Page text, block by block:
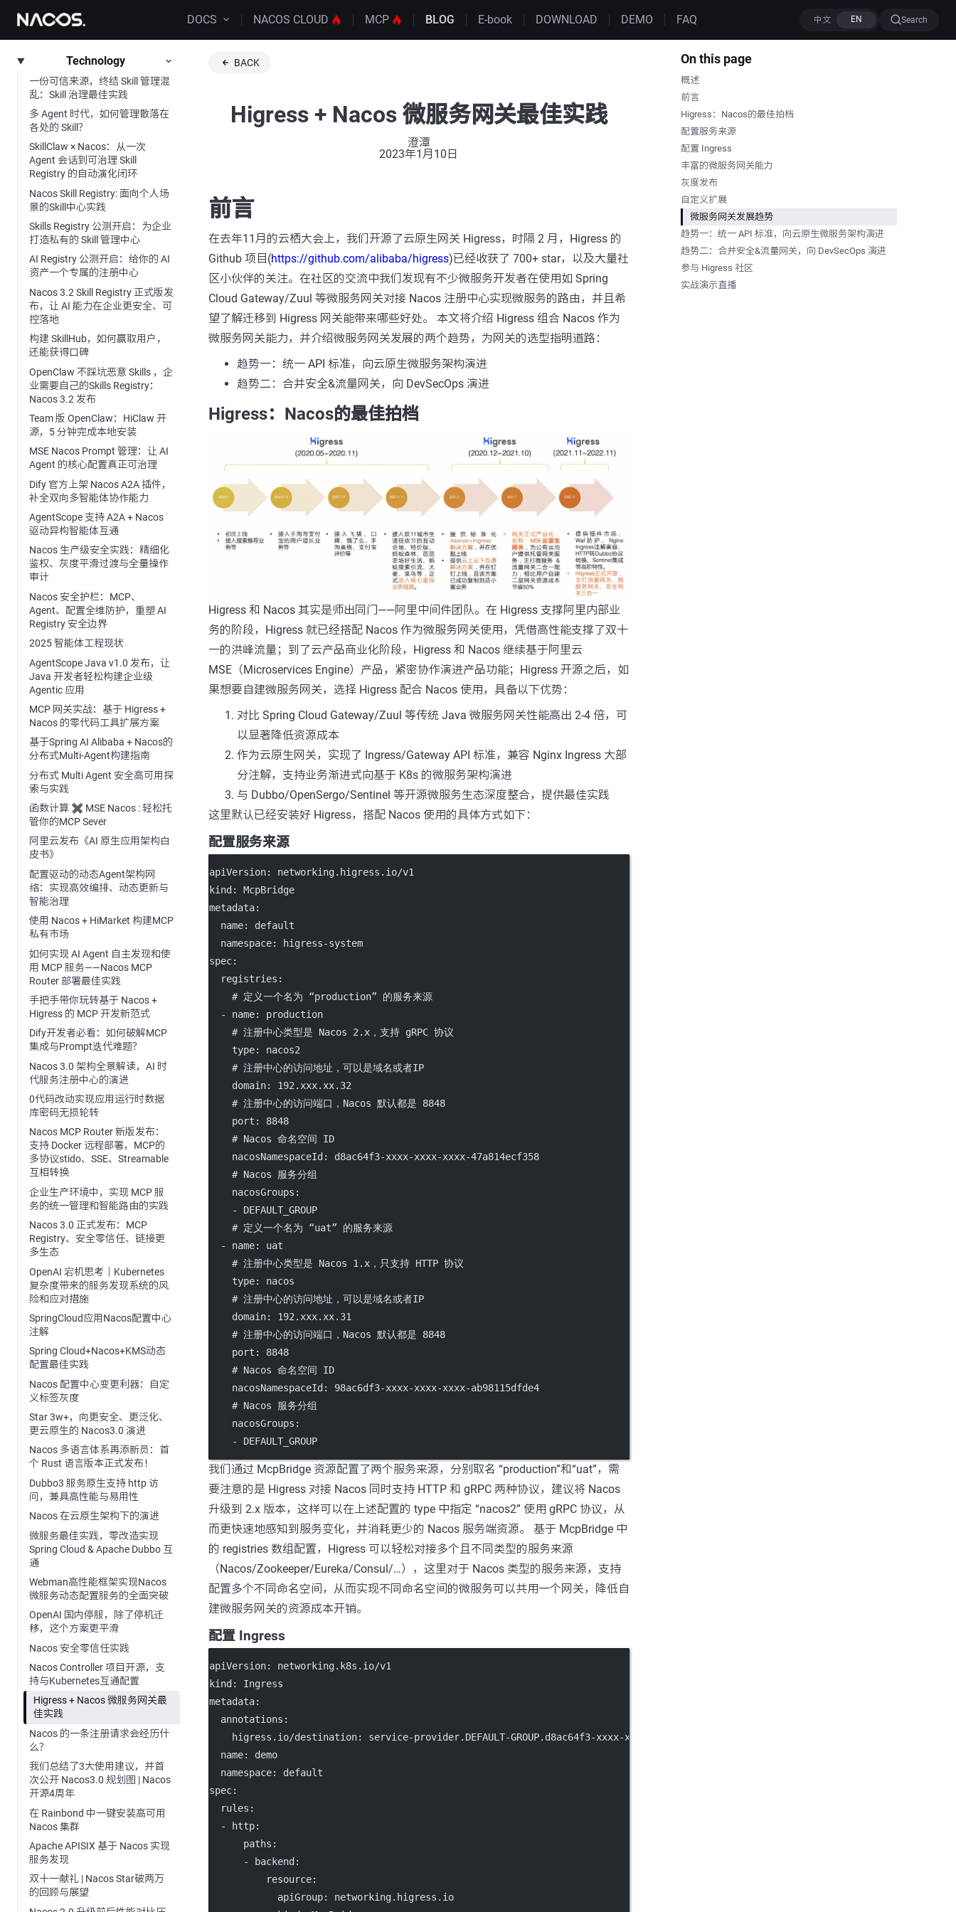
DOCS NACOS CLOUD MCP BLOG E-book DOWNLOAD DEMO FAQ Search
Technology
一份可信来源，终结 Skill 管理混
乱：Skill 治理最佳实践
多 Agent 时代，如何管理散落在
各处的 Skill？
SkillClaw × Nacos：从一次
Agent 会话到可治理 Skill
Registry 的自动演化闭环
Nacos Skill Registry: 面向个人场
景的Skill中心实践
Skills Registry 公测开启：为企业
打造私有的 Skill 管理中心
AI Registry 公测开启：给你的 AI
资产一个专属的注册中心
Nacos 3.2 Skill Registry 正式版发
布，让 AI 能力在企业更安全、可
控落地
构建 SkillHub，如何赢取用户，
还能获得口碑
OpenClaw 不踩坑恶意 Skills ，企
业需要自己的Skills Registry：
Nacos 3.2 发布
Team 版 OpenClaw：HiClaw 开
源，5 分钟完成本地安装
MSE Nacos Prompt 管理：让 AI
Agent 的核心配置真正可治理
Dify 官方上架 Nacos A2A 插件，
补全双向多智能体协作能力
AgentScope 支持 A2A + Nacos
驱动异构智能体互通
Nacos 生产级安全实践：精细化
鉴权、灰度平滑过渡与全量操作
审计
Nacos 安全护栏：MCP、
Agent、配置全维防护，重塑 AI
Registry 安全边界
2025 智能体工程现状
AgentScope Java v1.0 发布，让
Java 开发者轻松构建企业级
Agentic 应用
MCP 网关实战：基于 Higress +
Nacos 的零代码工具扩展方案
基于Spring AI Alibaba + Nacos的
分布式Multi-Agent构建指南
分布式 Multi Agent 安全高可用探
索与实践
函数计算 ✖️ MSE Nacos : 轻松托
管你的MCP Sever
阿里云发布《AI 原生应用架构白
皮书》
配置驱动的动态Agent架构网
络：实现高效编排、动态更新与
智能治理
使用 Nacos + HiMarket 构建MCP
私有市场
如何实现 AI Agent 自主发现和使
用 MCP 服务——Nacos MCP
Router 部署最佳实践
手把手带你玩转基于 Nacos +
Higress 的 MCP 开发新范式
Dify开发者必看：如何破解MCP
集成与Prompt迭代难题？
Nacos 3.0 架构全景解读，AI 时
代服务注册中心的演进
0代码改动实现应用运行时数据
库密码无损轮转
Nacos MCP Router 新版发布：
支持 Docker 远程部署，MCP的
多协议stido、SSE、Streamable
互相转换
企业生产环境中，实现 MCP 服
务的统一管理和智能路由的实践
Nacos 3.0 正式发布：MCP
Registry、安全零信任、链接更
多生态
OpenAI 宕机思考｜Kubernetes
复杂度带来的服务发现系统的风
险和应对措施
SpringCloud应用Nacos配置中心
注解
Spring Cloud+Nacos+KMS动态
配置最佳实践
Nacos 配置中心变更利器：自定
义标签灰度
Star 3w+，向更安全、更泛化、
更云原生的 Nacos3.0 演进
Nacos 多语言体系再添新员：首
个 Rust 语言版本正式发布！
Dubbo3 服务原生支持 http 访
问，兼具高性能与易用性
Nacos 在云原生架构下的演进
微服务最佳实践，零改造实现
Spring Cloud & Apache Dubbo 互
通
Webman高性能框架实现Nacos
微服务动态配置服务的全面突破
OpenAI 国内停服，除了停机迁
移，这个方案更平滑
Nacos 安全零信任实践
Nacos Controller 项目开源，支
持与Kubernetes互通配置
Higress + Nacos 微服务网关最
佳实践
Nacos 的一条注册请求会经历什
么？
我们总结了3大使用建议，并首
次公开 Nacos3.0 规划图 | Nacos
开源4周年
在 Rainbond 中一键安装高可用
Nacos 集群
Apache APISIX 基于 Nacos 实现
服务发现
双十一献礼 | Nacos Star破两万
的回顾与展望
BACK
Higress + Nacos 微服务网关最佳实践
澄潭
2023年1月10日
前言
在去年11月的云栖大会上，我们开源了云原生网关 Higress，时隔 2 月，Higress 的
Github 项目(https://github.com/alibaba/higress)已经收获了 700+ star，以及大量社
区小伙伴的关注。在社区的交流中我们发现有不少微服务开发者在使用如 Spring
Cloud Gateway/Zuul 等微服务网关对接 Nacos 注册中心实现微服务的路由，并且希
望了解迁移到 Higress 网关能带来哪些好处。 本文将介绍 Higress 组合 Nacos 作为
微服务网关能力，并介绍微服务网关发展的两个趋势，为网关的选型指明道路：
趋势一：统一 API 标准，向云原生微服务架构演进
趋势二：合并安全&流量网关，向 DevSecOps 演进
Higress：Nacos的最佳拍档
Higress 和 Nacos 其实是师出同门——阿里中间件团队。在 Higress 支撑阿里内部业
务的阶段，Higress 就已经搭配 Nacos 作为微服务网关使用，凭借高性能支撑了双十
一的洪峰流量；到了云产品商业化阶段，Higress 和 Nacos 继续基于阿里云
MSE（Microservices Engine）产品，紧密协作演进产品功能；Higress 开源之后，如
果想要自建微服务网关，选择 Higress 配合 Nacos 使用，具备以下优势：
对比 Spring Cloud Gateway/Zuul 等传统 Java 微服务网关性能高出 2-4 倍，可
以显著降低资源成本
作为云原生网关，实现了 Ingress/Gateway API 标准，兼容 Nginx Ingress 大部
分注解，支持业务渐进式向基于 K8s 的微服务架构演进
与 Dubbo/OpenSergo/Sentinel 等开源微服务生态深度整合，提供最佳实践
这里默认已经安装好 Higress，搭配 Nacos 使用的具体方式如下：
配置服务来源
apiVersion: networking.higress.io/v1
kind : McpBridge
metadata:
name: default
namespace:
higress-system
spec:
registries :
# 定义一个名为 “production” 的服务来源
  -
name: production
# 注册中心类型是 Nacos 2.x，支持 gRPC 协议
type: nacos2
# 注册中心的访问地址，可以是域名或者IP
domain: 192.xxx.xx.32
# 注册中心的访问端口，Nacos 默认都是 8848
port : 8848
# Nacos 命名空间 ID
nacosNamespaceId : d8ac64f3-xxxx-xxxx-xxxx-47a814ecf358
# Nacos 服务分组
nacosGroups :
    -
DEFAULT_GROUP
# 定义一个名为 “uat” 的服务来源
  -
name: uat
# 注册中心类型是 Nacos 1.x，只支持 HTTP 协议
type: nacos
# 注册中心的访问地址，可以是域名或者IP
domain: 192.xxx.xx.31
# 注册中心的访问端口，Nacos 默认都是 8848
port : 8848
# Nacos 命名空间 ID
nacosNamespaceId : 98ac6df3-xxxx-xxxx-xxxx-ab98115dfde4
# Nacos 服务分组
nacosGroups :
    -
DEFAULT_GROUP
我们通过 McpBridge 资源配置了两个服务来源，分别取名 “production”和“uat”，需
要注意的是 Higress 对接 Nacos 同时支持 HTTP 和 gRPC 两种协议，建议将 Nacos
升级到 2.x 版本，这样可以在上述配置的 type 中指定 “nacos2” 使用 gRPC 协议，从
而更快速地感知到服务变化，并消耗更少的 Nacos 服务端资源。 基于 McpBridge 中
的 registries 数组配置，Higress 可以轻松对接多个且不同类型的服务来源
（Nacos/Zookeeper/Eureka/Consul/…），这里对于 Nacos 类型的服务来源，支持
配置多个不同命名空间，从而实现不同命名空间的微服务可以共用一个网关，降低自
建微服务网关的资源成本开销。
配置 Ingress
apiVersion: networking.k8s.io/v1
kind : Ingress
metadata:
annotations :
higress.io/destination: service-provider.DEFAULT-GROUP.d8ac64f3-xxxx-xxxx-xxxx-47a814ecf358.nacos
name: demo
namespace: default
spec:
rules :
  -
http:
paths :
      -
backend :
resource:
apiGroup: networking.higress.io
On this page
概述
前言
Higress：Nacos的最佳拍档
配置服务来源
配置 Ingress
丰富的微服务网关能力
灰度发布
自定义扩展
微服务网关发展趋势
趋势一：统一 API 标准，向云原生微服务架构演进
趋势二：合并安全&流量网关，向 DevSecOps 演进
参与 Higress 社区
实战演示直播